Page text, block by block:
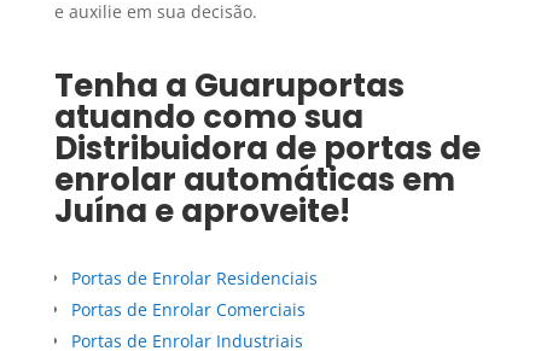
e auxilie em sua decisão.
Tenha a Guaruportas
atuando como sua
Distribuidora de portas de
enrolar automáticas em
Juína e aproveite!
Portas de Enrolar Residenciais
Portas de Enrolar Comerciais
Portas de Enrolar Industriais